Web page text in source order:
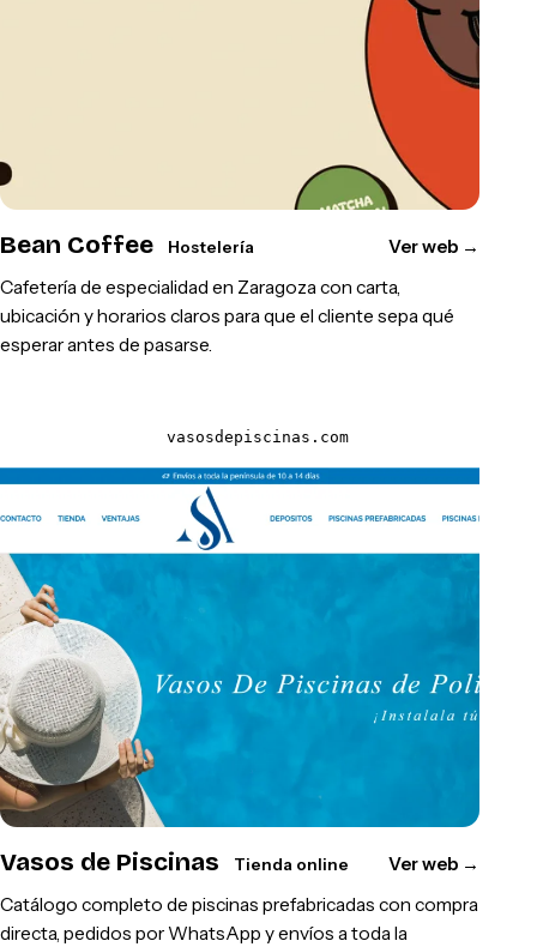
Bean Coffee Hostelería Ver web →
Cafetería de especialidad en Zaragoza con carta,
ubicación y horarios claros para que el cliente sepa qué
esperar antes de pasarse.
vasosdepiscinas.com
Vasos de Piscinas Tienda online Ver web →
Catálogo completo de piscinas prefabricadas con compra
directa, pedidos por WhatsApp y envíos a toda la